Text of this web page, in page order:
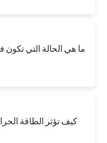
ما هي الحالة التي تكون
كيف تؤثر الطاقة